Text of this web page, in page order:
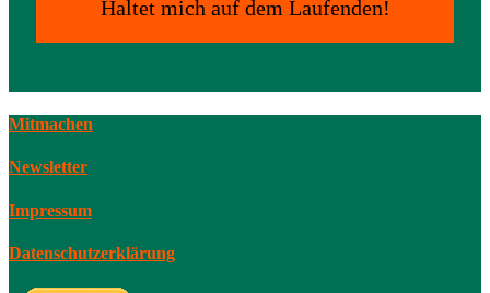
Mitmachen
Newsletter
Impressum
Datenschutzerklärung